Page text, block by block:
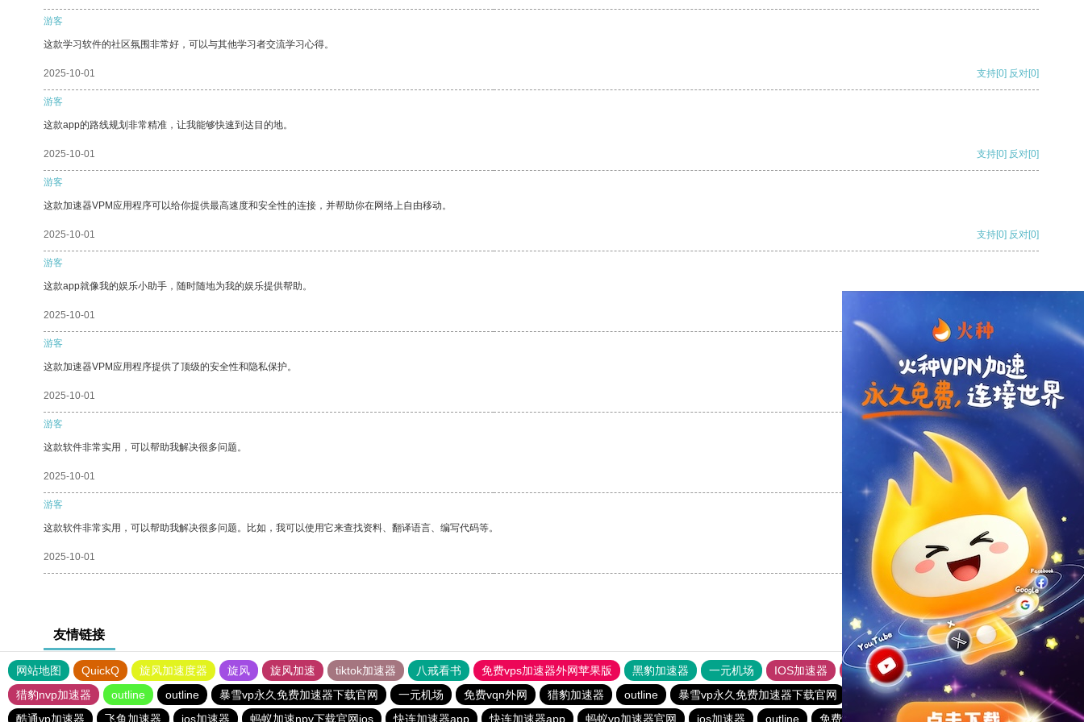
游客
这款学习软件的社区氛围非常好，可以与其他学习者交流学习心得。
2025-10-01 支持[0] 反对[0]
游客
这款app的路线规划非常精准，让我能够快速到达目的地。
2025-10-01 支持[0] 反对[0]
游客
这款加速器VPM应用程序可以给你提供最高速度和安全性的连接，并帮助你在网络上自由移动。
2025-10-01 支持[0] 反对[0]
游客
这款app就像我的娱乐小助手，随时随地为我的娱乐提供帮助。
2025-10-01
游客
这款加速器VPM应用程序提供了顶级的安全性和隐私保护。
2025-10-01 支持 [0] 反对[0]
游客
这款软件非常实用，可以帮助我解决很多问题。
2025-10-01 支持[0] 反对
游客
这款软件非常实用，可以帮助我解决很多问题。比如，我可以使用它来查找资料、翻译语言、编写代码等。
2025-10-01 支持[0] 反对[0]
友情链接
网站地图 QuickQ 旋风加速度器 旋风 旋风加速 tiktok加速器 八戒看书 免费vps加速器外网苹果版 黑豹加速器 一元机场 IOS加速器 旋风加速度器
ios加速器
猎豹nvp加速器
outline outline 暴雪vp永久免费加速器下载官网 一元机场 免费vqn外网 猎豹加速器 outline 暴雪vp永久免费加速器下载官网 outline
快连加速器app
酷通vp加速器
飞鱼加速器 ios加速器 蚂蚁加速npv下载官网ios 快连加速器app 快连加速器app 蚂蚁vp加速器官网 ios加速器 outline 免费VP加速器 outline